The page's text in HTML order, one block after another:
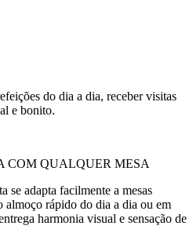
do dia a dia, receber visitas
e bonito.
COM QUALQUER MESA
se adapta facilmente a mesas
almoço rápido do dia a dia ou em
harmonia visual e sensação de